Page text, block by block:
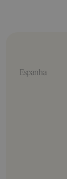
Espanha